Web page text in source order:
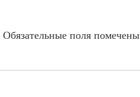
Обязательные поля помечены